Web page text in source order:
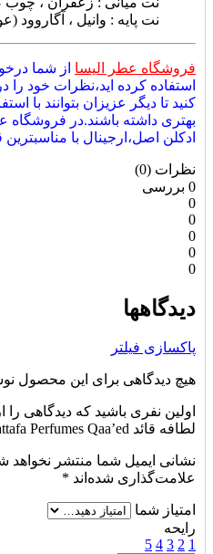
نت پایه : وانیل ، آگاروود
فروشگاه عطر الیسا از شما
استفاده کرده اید،نظرات خود
کنید تا دیگر عزیزان بتوانند با
بهتری داشته باشند.در فروشگاه
ادکلن اصل،ارجینال با
نظرات (0)
0 بررسی
0
0
0
0
0
دیدگاهها
پاکسازی فیلتر
هیچ دیدگاهی برای این محصول
اولین نفری باشید که دیدگاهی
لطافه قائد Lattafa Perfumes Qaa’ed”
نشانی ایمیل شما منتشر نخواهد
علامت‌گذاری شده‌اند *
امتیاز شما
رایحه
1
2
3
4
5